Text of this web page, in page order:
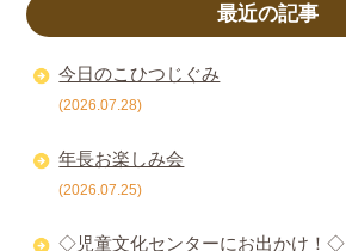
最近の記事
今日のこひつじぐみ
(2026.07.28)
年長お楽しみ会
(2026.07.25)
◇児童文化センターにお出かけ！◇